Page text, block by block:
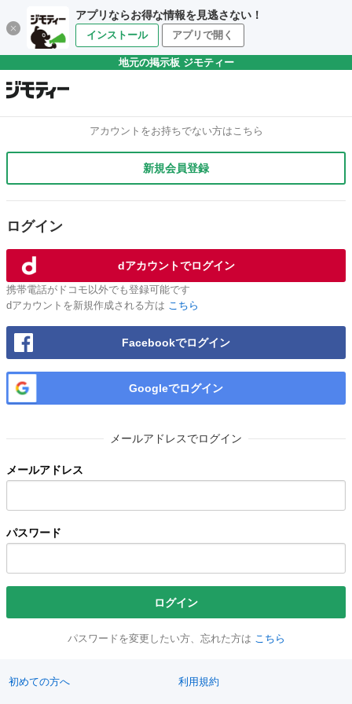
アプリならお得な情報を見逃さない！
インストール アプリで開く
地元の掲示板 ジモティー
アカウントをお持ちでない方はこちら
新規会員登録
ログイン
dアカウントでログイン
携帯電話がドコモ以外でも登録可能です
dアカウントを新規作成される方は こちら
Facebookでログイン
Googleでログイン
メールアドレスでログイン
メールアドレス
パスワード
ログイン
パスワードを変更したい方、忘れた方は こちら
初めての方へ 利用規約